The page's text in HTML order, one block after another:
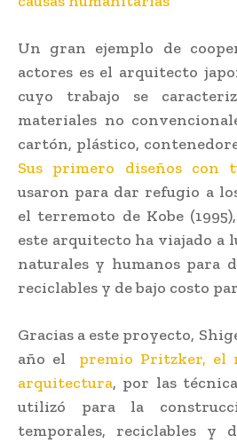
Un gran ejemplo de
actores es el arquitecto
cuyo trabajo se
materiales no
cartón, plástico,
Sus primero diseños con
usaron para dar refugio a
el terremoto de Kobe
este arquitecto ha viajado a
naturales y humanos para
reciclables y de bajo costo
Gracias a este proyecto,
año el premio Pritzker, el
arquitectura, por las
utilizó para la
temporales, reciclables y